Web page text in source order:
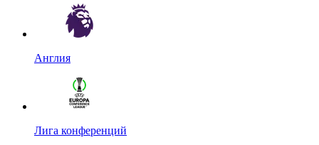
Англия
Лига конференций